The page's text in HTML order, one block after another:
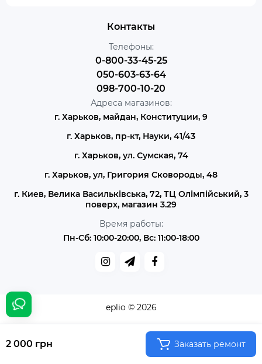
2 000 грн Заказать ремонт
Контакты
Телефоны:
0-800-33-45-25
050-603-63-64
098-700-10-20
Адреса магазинов:
г. Харьков, майдан, Конституции, 9
г. Харьков, пр-кт, Науки, 41/43
г. Харьков, ул. Сумская, 74
г. Харьков, ул, Григория Сковороды, 48
г. Киев, Велика Васильківська, 72, ТЦ Олімпійський, 3
поверх, магазин 3.29
Время работы:
Пн-Сб: 10:00-20:00, Вс: 11:00-18:00
eplio © 2026